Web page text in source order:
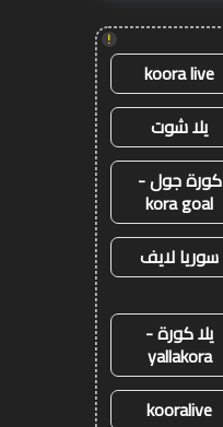
!
koora live
يلا شوت
كورة جول -
kora goal
سوريا لايف
يلا كورة -
yallakora
kooralive